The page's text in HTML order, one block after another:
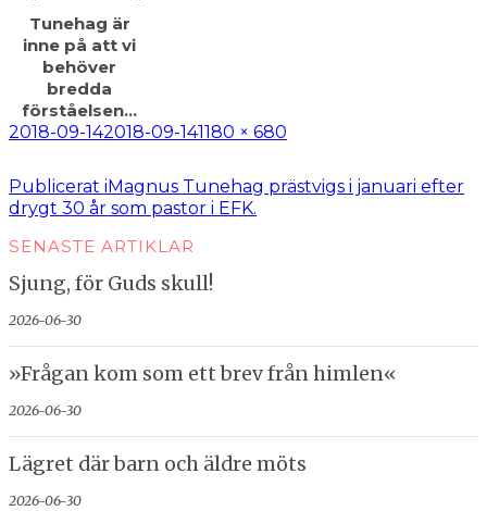
Tunehag är
inne på att vi
behöver
bredda
förståelsen…
Postat
2018-09-142018-09-14Full
1180 × 680
Inläggsnavigering
Publicerat iMagnus Tunehag prästvigs i januari efter
drygt 30 år som pastor i EFK.
SENASTE ARTIKLAR
Sjung, för Guds skull!
2026-06-30
»Frågan kom som ett brev från himlen«
2026-06-30
Lägret där barn och äldre möts
2026-06-30